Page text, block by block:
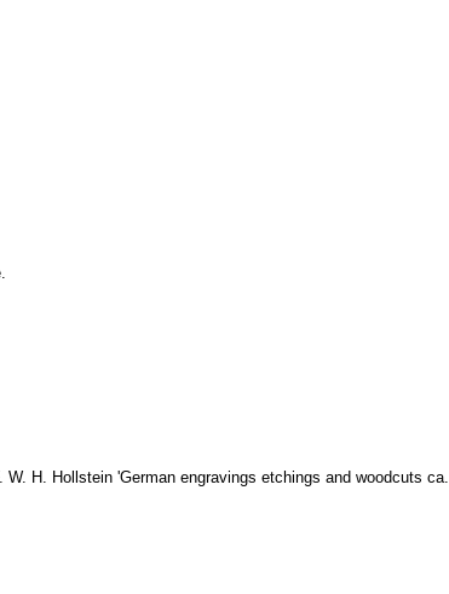
H. Hollstein 'German engravings etchings and woodcuts ca.